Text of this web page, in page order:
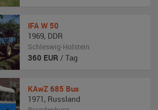
IFA W 50
1969, DDR
Schleswig-Holstein
360 EUR / Tag
KAwZ 685 Bus
1971 , Russland